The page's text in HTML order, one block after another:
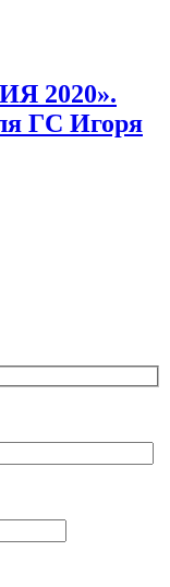
2020».
ГС Игоря